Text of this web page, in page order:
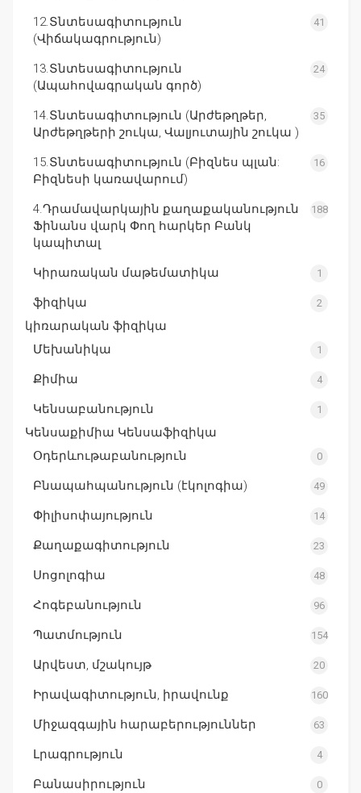
12.Տնտեսագիտություն
(Վիճակագրություն)
41
13.Տնտեսագիտություն
(Ապահովագրական գործ)
24
14.Տնտեսագիտություն (Արժեթղթեր,
Արժեթղթերի շուկա, Վալյուտային շուկա )
35
15.Տնտեսագիտություն (Բիզնես պլան:
Բիզնեսի կառավարում)
16
4.Դրամավարկային քաղաքականություն
Ֆինանս վարկ Փող հարկեր Բանկ
կապիտալ
188
Կիրառական մաթեմատիկա 1
ֆիզիկա 2
կիռարական ֆիզիկա
Մեխանիկա
1
Քիմիա 4
Կենսաբանություն 1
Կենսաքիմիա Կենսաֆիզիկա
Օդերևութաբանություն
0
Բնապահպանություն (էկոլոգիա) 49
Փիլիսոփայություն 14
Քաղաքագիտություն 23
Սոցոլոգիա 48
Հոգեբանություն 96
Պատմություն 154
Արվեստ, մշակույթ 20
Իրավագիտություն, իրավունք 160
Միջազգային հարաբերություններ 63
Լրագրություն 4
Բանասիրություն 0